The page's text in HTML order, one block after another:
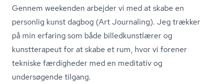
Gennem weekenden arbejder vi med at skabe en
personlig kunst dagbog (Art Journaling). Jeg trækker
på min erfaring som både bil­led­kunst­læ­rer og
kunstterapeut for at skabe et rum, hvor vi forener
tekniske færdigheder med en meditativ og
undersøgende tilgang.